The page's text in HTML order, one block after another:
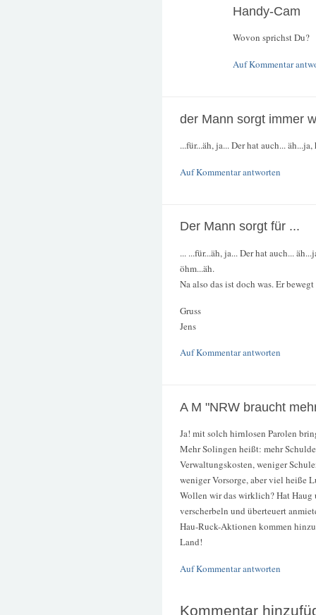
Handy-Cam
Wovon sprichst Du?
Auf Kommentar
der Mann sorgt immer
...für...äh, ja... Der hat auch...
Auf Kommentar antworten
Der Mann sorgt für ...
... ...für...äh, ja... Der hat auch...
öhm...äh.
Na also das ist doch was. Er
Gruss
Jens
Auf Kommentar antworten
A M "NRW braucht
Ja! mit solch hirnlosen Parolen
Mehr Solingen heißt: mehr
Verwaltungskosten, weniger
weniger Vorsorge, aber viel heiße
Wollen wir das wirklich? Hat
verscherbeln und überteuert
Hau-Ruck-Aktionen kommen
Land!
Auf Kommentar antworten
Kommentar